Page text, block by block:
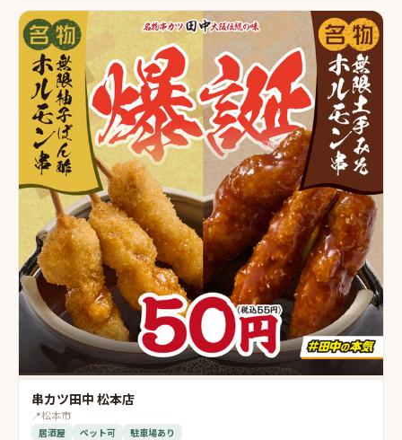
串カツ田中 松本店
📍松本市
居酒屋 ペット可 駐車場あり